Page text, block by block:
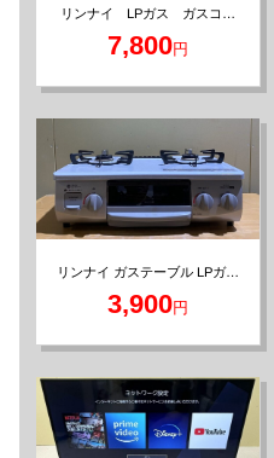
リンナイ LPガス ガスコン
7,800円
リンナイ ガステーブル LPガス
3,900円